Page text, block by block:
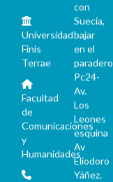
Universidad
Finis
Terrae
Facultad
de
Comunicaciones
y
Humanidades
con
Suecia,
bajar
en el
paradero
Pc24-
Av.
Los
Leones
esquina
Av
Eliodoro
Yáñez.